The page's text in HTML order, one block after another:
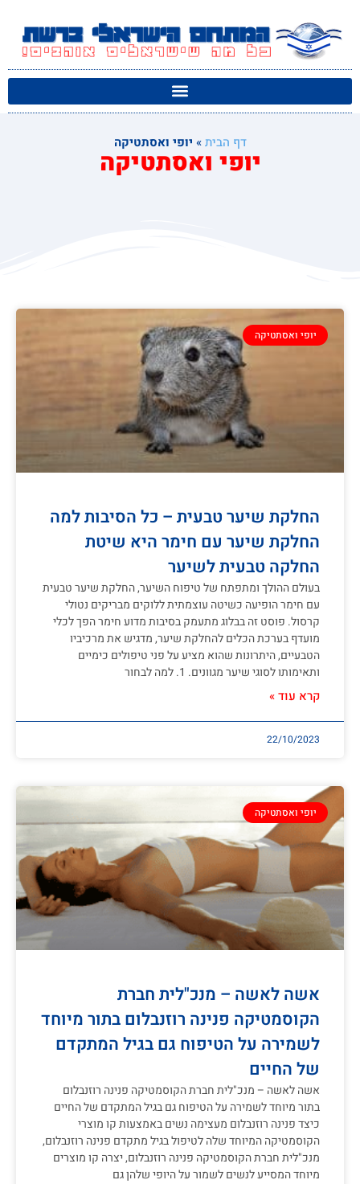
דף הבית» יופי ואסתטיקה
יופי ואסתטיקה
יופי ואסתטיקה
החלקת שיער טבעית – כל הסיבות למה
החלקת שיער עם חימר היא שיטת
החלקה טבעית לשיער
בעולם ההולך ומתפתח של טיפוח השיער, החלקת שיער טבעית
עם חימר הופיעה כשיטה עוצמתית ללוקים מבריקים נטולי
קרסול. פוסט זה בבלוג מתעמק בסיבות מדוע חימר הפך לכלי
מועדף בערכת הכלים להחלקת שיער, מדגיש את מרכיביו
הטבעיים, היתרונות שהוא מציע על פני טיפולים כימיים
ותאימותו לסוגי שיער מגוונים. 1. למה לבחור
קרא עוד »
22/10/2023
יופי ואסתטיקה
אשה לאשה – מנכ"לית חברת
הקוסמטיקה פנינה רוזנבלום בתור מיוחד
לשמירה על הטיפוח גם בגיל המתקדם
של החיים
אשה לאשה – מנכ"לית חברת הקוסמטיקה פנינה רוזנבלום
בתור מיוחד לשמירה על הטיפוח גם בגיל המתקדם של החיים
כיצד פנינה רוזנבלום מעצימה נשים באמצעות קו מוצרי
הקוסמטיקה המיוחד שלה לטיפול בגיל מתקדם פנינה רוזנבלום,
מנכ"לית חברת הקוסמטיקה פנינה רוזנבלום, יצרה קו מוצרים
מיוחד המסייע לנשים לשמור על היופי שלהן גם